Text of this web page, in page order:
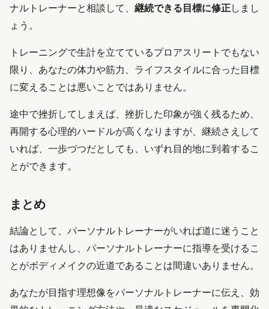
ナルトレーナーと相談して、 継続できる目標に修正しまし
ょう。
トレーニングで生計を立てているプロアスリートでもない
限り、あなたの体力や筋力、ライフスタイルに合った目標
に変えることは悪いことではありません。
途中で挫折してしまえば、挫折した印象が強く残るため、
再開する心理的ハードルが高くなりますが、継続さえして
いれば、一歩づつだとしても、いずれ目的地に到着するこ
とができます。
まとめ
結論として、パーソナルトレーナーがいれば道に迷うこと
はありませんし、パーソナルトレーナーに指導を受けるこ
とがボディメイクの近道であることは間違いありません。
あなたが目指す理想像をパーソナルトレーナーに伝え、効